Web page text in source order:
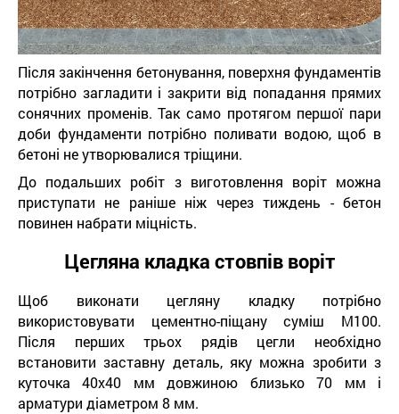
Після закінчення бетонування, поверхня фундаментів
потрібно загладити і закрити від попадання прямих
сонячних променів. Так само протягом першої пари
доби фундаменти потрібно поливати водою, щоб в
бетоні не утворювалися тріщини.
До подальших робіт з виготовлення воріт можна
приступати не раніше ніж через тиждень - бетон
повинен набрати міцність.
Цегляна кладка стовпів воріт
Щоб виконати цегляну кладку потрібно
використовувати цементно-піщану суміш М100.
Після перших трьох рядів цегли необхідно
встановити заставну деталь, яку можна зробити з
куточка 40х40 мм довжиною близько 70 мм і
арматури діаметром 8 мм.